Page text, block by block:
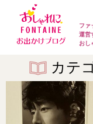
ファ
運営
おし
カテ